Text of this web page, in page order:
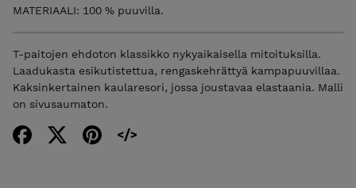
MATERIAALI: 100 % puuvilla.
T-paitojen ehdoton klassikko nykyaikaisella mitoituksilla.
Laadukasta esikutistettua, rengaskehrättyä kampapuuvillaa.
Kaksinkertainen kaularesori, jossa joustavaa elastaania. Malli
on sivusaumaton.